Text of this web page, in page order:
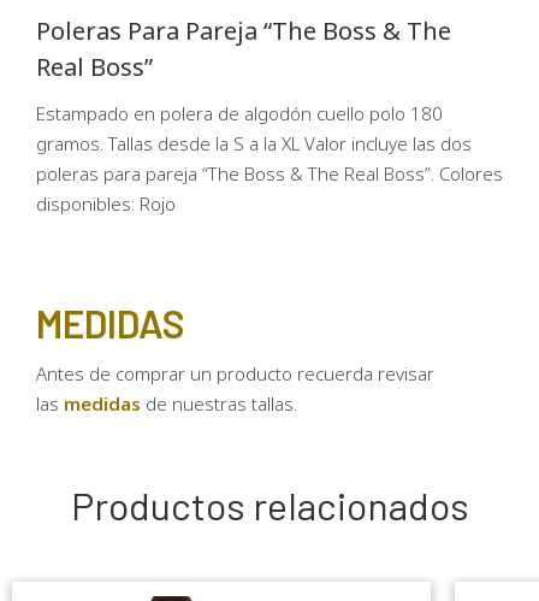
Poleras Para Pareja “The Boss & The
Real Boss”
Estampado en polera de algodón cuello polo 180
gramos. Tallas desde la S a la XL Valor incluye las dos
poleras para pareja “The Boss & The Real Boss”. Colores
disponibles: Rojo
MEDIDAS
Antes de comprar un producto recuerda revisar
las medidas de nuestras tallas.
Productos relacionados